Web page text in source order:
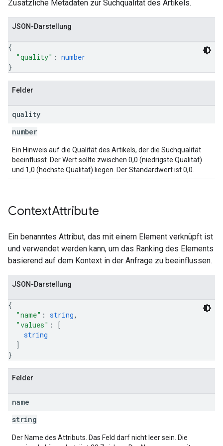
Zusätzliche Metadaten zur Suchqualität des Artikels.
JSON-Darstellung
{
"quality" : number
}
Felder
quality
number
Ein Hinweis auf die Qualität des Artikels, der die Suchqualität
beeinflusst. Der Wert sollte zwischen 0,0 (niedrigste Qualität)
und 1,0 (höchste Qualität) liegen. Der Standardwert ist 0,0.
ContextAttribute
Ein benanntes Attribut, das mit einem Element verknüpft ist
und verwendet werden kann, um das Ranking des Elements
basierend auf dem Kontext in der Anfrage zu beeinflussen.
JSON-Darstellung
{
"name" : string,
"values" :
[
string
]
}
Felder
name
string
Der Name des Attributs. Das Feld darf nicht leer sein. Die